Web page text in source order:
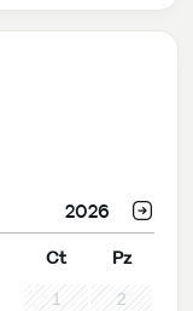
2026
Ct Pz
1
2